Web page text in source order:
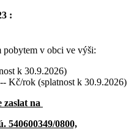
:
pobytem v obci ve výši:
k 30.9.2026)
Kč/rok (splatnost k 30.9.2026)
zaslat na
540600349/0800,